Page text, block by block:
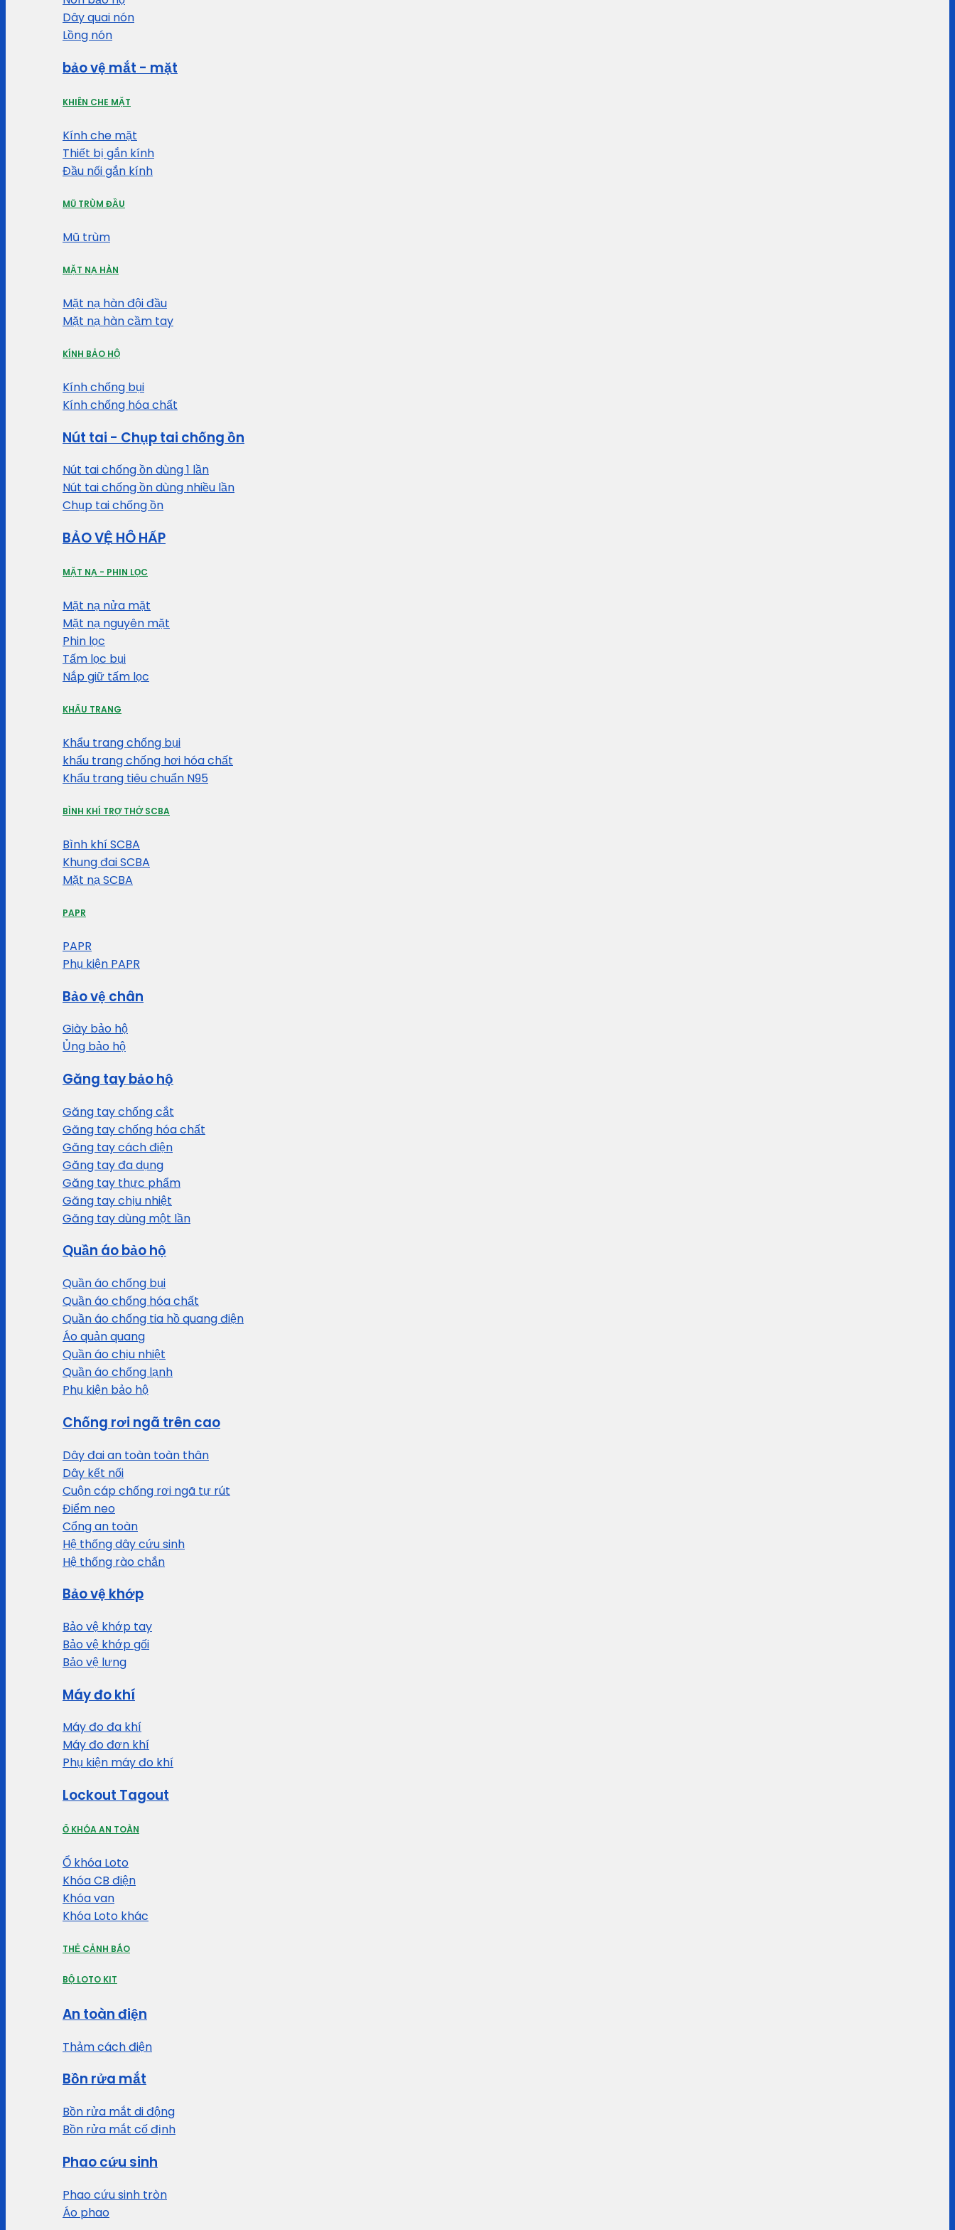
Dây quai nón
Lồng nón
bảo vệ mắt - mặt
KHIÊN CHE MẶT
Kính che mặt
Thiết bị gắn kính
Đầu nối gắn kính
MŨ TRÙM ĐẦU
Mũ trùm
MẶT NẠ HÀN
Mặt nạ hàn đội đầu
Mặt nạ hàn cầm tay
KÍNH BẢO HỘ
Kính chống bụi
Kính chống hóa chất
Nút tai - Chụp tai chống ồn
Nút tai chống ồn dùng 1 lần
Nút tai chống ồn dùng nhiều lần
Chụp tai chống ồn
BẢO VỆ HÔ HẤP
MẶT NẠ - PHIN LỌC
Mặt nạ nửa mặt
Mặt nạ nguyên mặt
Phin lọc
Tấm lọc bụi
Nắp giữ tấm lọc
KHẨU TRANG
Khẩu trang chống bụi
khẩu trang chống hơi hóa chất
Khẩu trang tiêu chuẩn N95
BÌNH KHÍ TRỢ THỞ SCBA
Bình khí SCBA
Khung đai SCBA
Mặt nạ SCBA
PAPR
PAPR
Phụ kiện PAPR
Bảo vệ chân
Giày bảo hộ
Ủng bảo hộ
Găng tay bảo hộ
Găng tay chống cắt
Găng tay chống hóa chất
Găng tay cách điện
Găng tay đa dụng
Găng tay thực phẩm
Găng tay chịu nhiệt
Găng tay dùng một lần
Quần áo bảo hộ
Quần áo chống bụi
Quần áo chống hóa chất
Quần áo chống tia hồ quang điện
Áo quản quang
Quần áo chịu nhiệt
Quần áo chống lạnh
Phụ kiện bảo hộ
Chống rơi ngã trên cao
Dây đai an toàn toàn thân
Dây kết nối
Cuộn cáp chống rơi ngã tự rút
Điểm neo
Cổng an toàn
Hệ thống dây cứu sinh
Hệ thống rào chắn
Bảo vệ khớp
Bảo vệ khớp tay
Bảo vệ khớp gối
Bảo vệ lưng
Máy đo khí
Máy đo đa khí
Máy đo đơn khí
Phụ kiện máy đo khí
Lockout Tagout
Ổ KHÓA AN TOÀN
Ổ khóa Loto
Khóa CB điện
Khóa van
Khóa Loto khác
THẺ CẢNH BÁO
BỘ LOTO KIT
An toàn điện
Thảm cách điện
Bồn rửa mắt
Bồn rửa mắt di động
Bồn rửa mắt cố định
Phao cứu sinh
Phao cứu sinh tròn
Áo phao